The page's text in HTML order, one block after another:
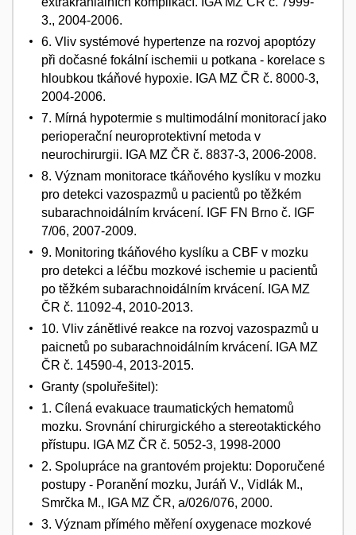
3., 2004-2006.
6. Vliv systémové hypertenze na rozvoj apoptózy
při dočasné fokální ischemii u potkana - korelace s
hloubkou tkáňové hypoxie. IGA MZ ČR č. 8000-3,
2004-2006.
7. Mírná hypotermie s multimodální monitorací jako
perioperační neuroprotektivní metoda v
neurochirurgii. IGA MZ ČR č. 8837-3, 2006-2008.
8. Význam monitorace tkáňového kyslíku v mozku
pro detekci vazospazmů u pacientů po těžkém
subarachnoidálním krvácení. IGF FN Brno č. IGF
7/06, 2007-2009.
9. Monitoring tkáňového kyslíku a CBF v mozku
pro detekci a léčbu mozkové ischemie u pacientů
po těžkém subarachnoidálním krvácení. IGA MZ
ČR č. 11092-4, 2010-2013.
10. Vliv zánětlivé reakce na rozvoj vazospazmů u
paicnetů po subarachnoidálním krvácení. IGA MZ
ČR č. 14590-4, 2013-2015.
Granty (spoluřešitel):
1. Cílená evakuace traumatických hematomů
mozku. Srovnání chirurgického a stereotaktického
přístupu. IGA MZ ČR č. 5052-3, 1998-2000
2. Spolupráce na grantovém projektu: Doporučené
postupy - Poranění mozku, Juráň V., Vidlák M.,
Smrčka M., IGA MZ ČR, a/026/076, 2000.
3. Význam přímého měření oxygenace mozkové